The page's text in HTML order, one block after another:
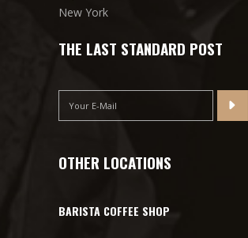
New York
THE LAST STANDARD POST
OTHER LOCATIONS
BARISTA COFFEE SHOP